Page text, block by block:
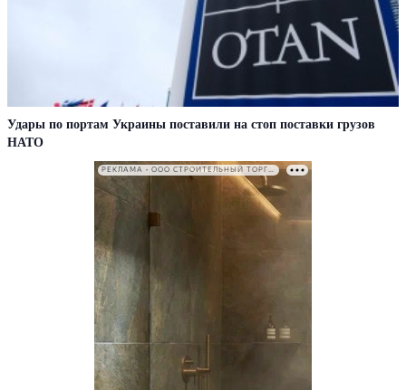
Удары по портам Украины поставили на стоп поставки грузов
НАТО
РЕКЛАМА • ООО СТРОИТЕЛЬНЫЙ ТОРГОВЫЙ ДОМ «ПЕТРОВИЧ». ИНН: 7802348846